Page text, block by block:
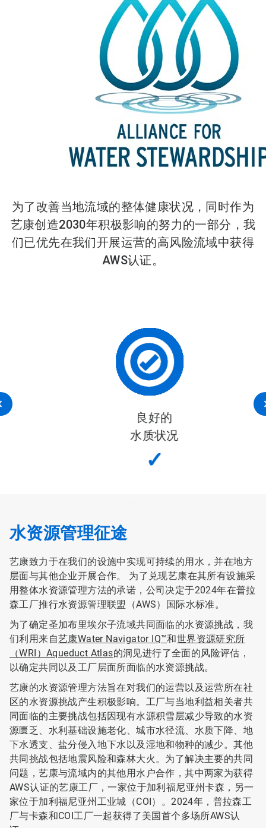
为了改善当地流域的整体健康状况，同时作为
艺康创造2030年积极影响的努力的一部分，我
们已优先在我们开展运营的高风险流域中获得
AWS认证。
良好的
水质状况
水资源管理征途
艺康致力于在我们的设施中实现可持续的用水，并在地方
层面与其他企业开展合作。​​​​​​​ 为了兑现艺康在其所有设施采
用整体水资源管理方法的承诺，公司决定于2024年在普拉
森工厂推行水资源管理联盟（AWS）国际水标准。
为了确定圣加布里埃尔子流域共同面临的水资源挑战，我
们利用来自艺康Water Navigator IQ™和世界资源研究所
（WRI）Aqueduct Atlas的洞见进行了全面的风险评估，
以确定共同以及工厂层面所面临的水资源挑战。
艺康的水资源管理方法旨在对我们的运营以及运营所在社
区的水资源挑战产生积极影响。工厂与当地利益相关者共
同面临的主要挑战包括因现有水源积雪层减少导致的水资
源匮乏、水利基础设施老化、城市水径流、水质下降、地
下水透支、盐分侵入地下水以及湿地和物种的减少。其他
共同挑战包括地震风险和森林大火。为了解决主要的共同
问题，艺康与流域内的其他用水户合作，其中两家为获得
AWS认证的艺康工厂，一家位于加利福尼亚州卡森，另一
家位于加利福尼亚州工业城（COI）。2024年，普拉森工
厂与卡森和COI工厂一起获得了美国首个多场所AWS认